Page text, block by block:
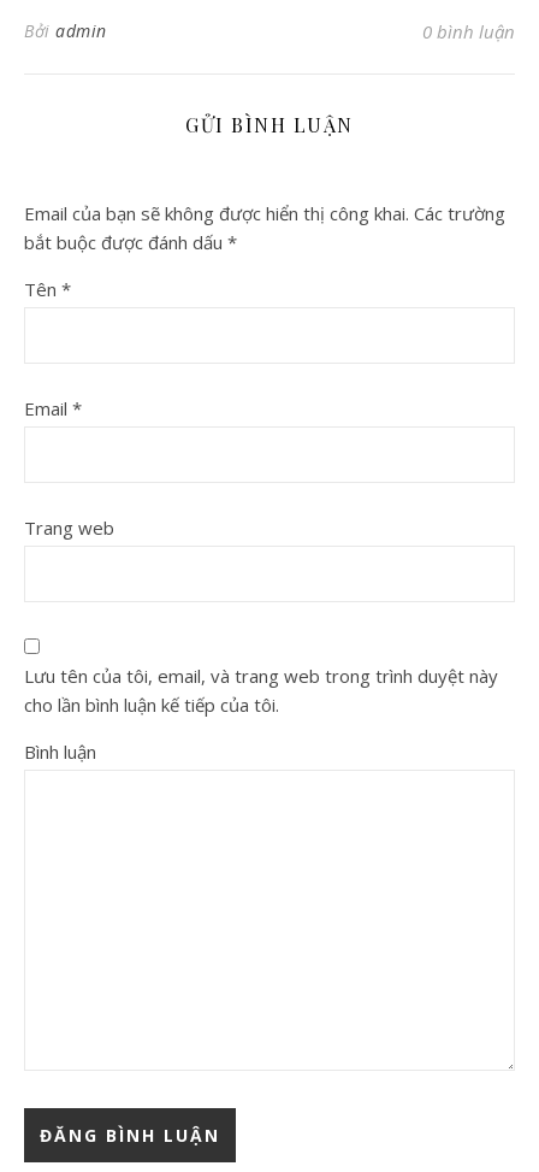
Bởi admin 0 bình luận
GỬI BÌNH LUẬN
Email của bạn sẽ không được hiển thị công khai. Các trường
bắt buộc được đánh dấu *
Tên *
Email *
Trang web
Lưu tên của tôi, email, và trang web trong trình duyệt này
cho lần bình luận kế tiếp của tôi.
Bình luận